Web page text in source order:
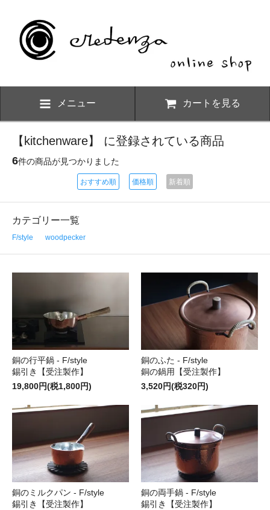
メニュー カートを見る
【kitchenware】 に登録されている商品
6件の商品が見つかりました
おすすめ順 価格順 新着順
カテゴリー一覧
F/style woodpecker
銅の行平鍋 - F/style
錫引き【受注製作】
19,800円(税1,800円)
銅のふた - F/style
銅の鍋用【受注製作】
3,520円(税320円)
銅のミルクパン - F/style
錫引き【受注製作】
銅の両手鍋 - F/style
錫引き【受注製作】